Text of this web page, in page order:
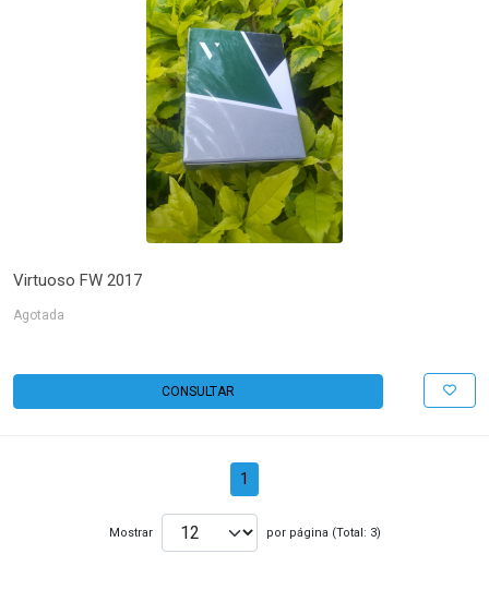
Virtuoso FW 2017
Agotada
CONSULTAR
1
Mostrar por página (Total: 3)